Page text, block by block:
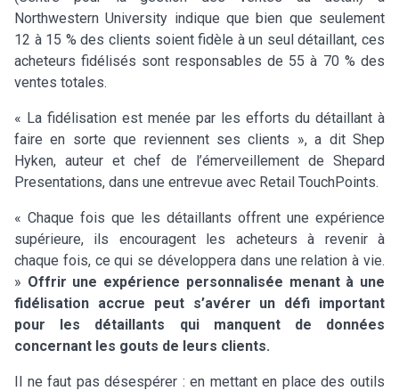
Northwestern University indique que bien que seulement
12 à 15 % des clients soient fidèle à un seul détaillant, ces
acheteurs fidélisés sont responsables de 55 à 70 % des
ventes totales.
« La fidélisation est menée par les efforts du détaillant à
faire en sorte que reviennent ses clients », a dit Shep
Hyken, auteur et chef de l’émerveillement de Shepard
Presentations, dans une entrevue avec Retail TouchPoints.
« Chaque fois que les détaillants offrent une expérience
supérieure, ils encouragent les acheteurs à revenir à
chaque fois, ce qui se développera dans une relation à vie.
» Offrir une expérience personnalisée menant à une
fidélisation accrue peut s’avérer un défi important
pour les détaillants qui manquent de données
concernant les gouts de leurs clients.
Il ne faut pas désespérer : en mettant en place des outils